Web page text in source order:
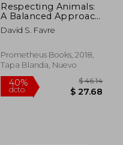
Respecting Animals:
A Balanced Approach
to our Relationship
With Pets, Food, and
David S. Favre
Prometheus Books, 2018,
Tapa Blanda, Nuevo